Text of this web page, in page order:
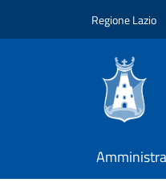
Regione Lazio